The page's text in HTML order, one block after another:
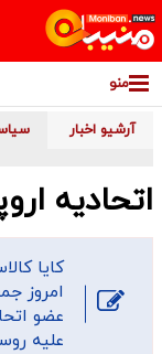
منو
آرشیو اخبار
اتحادیه
کایا
امروز
عضو
علیه